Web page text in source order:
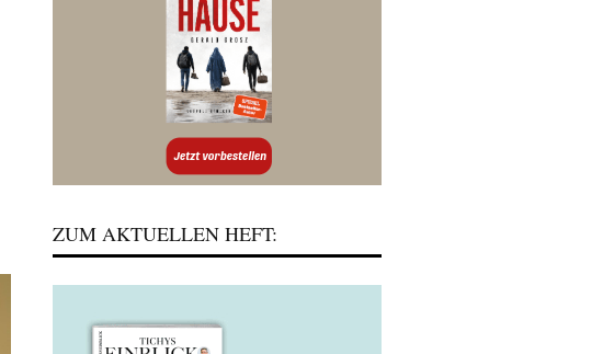
ZUM AKTUELLEN HEFT: